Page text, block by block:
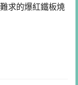
求的爆紅鐵板燒